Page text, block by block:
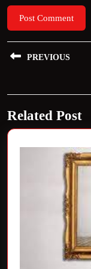
Bericht
PREVIOUS
post:
Next
post:
Related Post